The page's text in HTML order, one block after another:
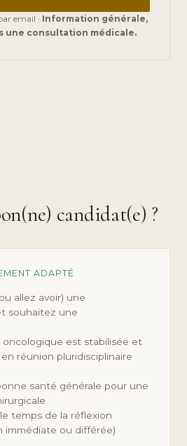
email · Information générale,
une consultation médicale.
candidat(e) ?
ADAPTÉ
allez avoir) une
souhaitez une
est stabilisée et
réunion pluridisciplinaire
santé générale pour une
temps de la réflexion
immédiate ou différée)